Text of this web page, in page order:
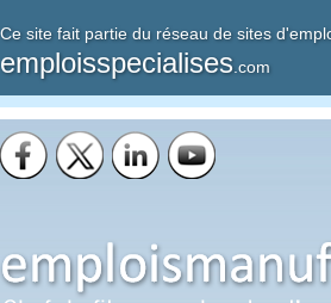
Ce site fait partie du réseau de sites
emploisspecialises .com